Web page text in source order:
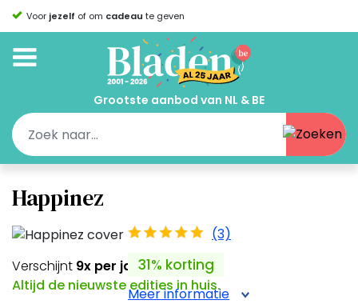
Voor jezelf of om cadeau te geven
Grootste aanbod van NL & BE
Happinez
(3)
31% korting
Meer informatie
Verschijnt 9x per jaar
Altijd de nieuwste edities in huis.